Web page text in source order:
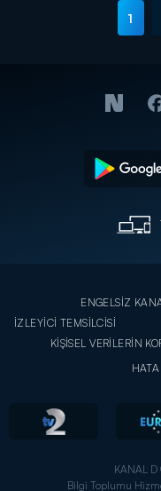
1
ENGELSİZ
İZLEYİCİ TEMSİLCİSİ
KİŞİSEL VERİLERİN
KANAL D
Bilgi Toplumu